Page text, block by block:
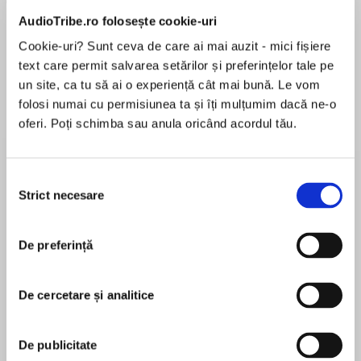
AudioTribe.ro folosește cookie-uri
Cookie-uri? Sunt ceva de care ai mai auzit - mici fișiere
text care permit salvarea setărilor și preferințelor tale pe
un site, ca tu să ai o experiență cât mai bună. Le vom
folosi numai cu permisiunea ta și îți mulțumim dacă ne-o
oferi. Poți schimba sau anula oricând acordul tău.
consimțământului
Strict necesare
De preferință
De cercetare și analitice
De publicitate
Elita de Argint (Elita
de...
Diavolul se îmbracă de
la...
Lauren Weisberger
Migdală
Desprecarte
O familie care a sfidat destinul. O familie care a
învins. O familie care a ajuns legendară.CEL MAI
Romanul care a cucerit lumea în curs de
traducere în 22 de țări. Din momentul în care
ajunge la Palermo în 1799 familia Florio nu se mai
uită înapoi și decide să ajungă deasupra tuturor
În acest moment nu există recenzii